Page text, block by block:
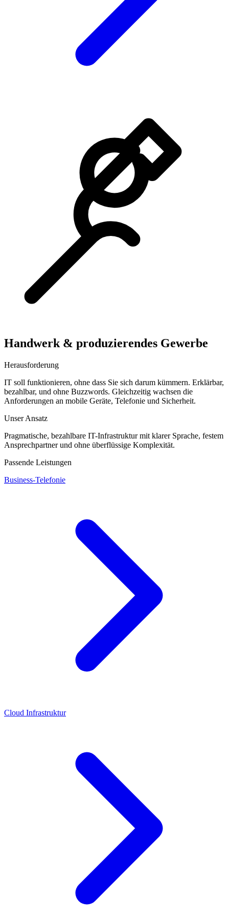
Handwerk & produzierendes Gewerbe
Herausforderung
IT soll funktionieren, ohne dass Sie sich darum kümmern. Erklärbar,
bezahlbar, und ohne Buzzwords. Gleichzeitig wachsen die
Anforderungen an mobile Geräte, Telefonie und Sicherheit.
Unser Ansatz
Pragmatische, bezahlbare IT-Infrastruktur mit klarer Sprache, festem
Ansprechpartner und ohne überflüssige Komplexität.
Passende Leistungen
Business-Telefonie
Cloud Infrastruktur